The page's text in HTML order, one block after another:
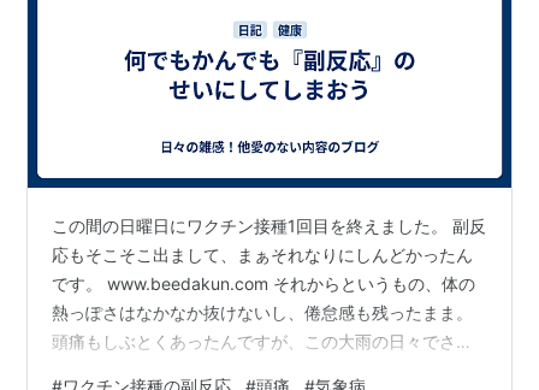
この間の日曜日にワクチン接種1回目を終えました。 副反
応もそこそこ出まして、まぁそれなりにしんどかったん
です。 www.beedakun.com それからというもの、体の
熱っぽさはなかなか抜けないし、倦怠感も残ったまま。
頭痛もしぶとくあったんですが、この大雨の日々でさら